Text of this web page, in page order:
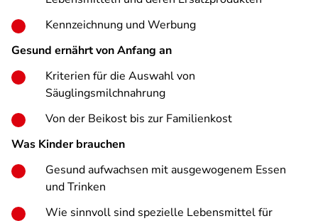
Kennzeichnung und Werbung
Gesund ernährt von Anfang an
Kriterien für die Auswahl von
Säuglingsmilchnahrung
Von der Beikost bis zur Familienkost
Was Kinder brauchen
Gesund aufwachsen mit ausgewogenem Essen
und Trinken
Wie sinnvoll sind spezielle Lebensmittel für